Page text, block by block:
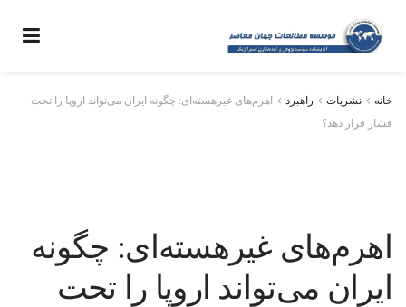
خانه نشریات راهبرد
اهرم‌های غیرهسته‌ای: چگونه ایران می‌تواند اروپا را تحت
فشار قرار دهد؟
اهرم‌های غیرهسته‌ای: چگونه
ایران می‌تواند اروپا را تحت